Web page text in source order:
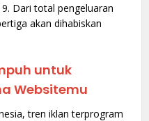
Dari total pengeluaran
akan dihabiskan
untuk
Websitemu
tren iklan terprogram